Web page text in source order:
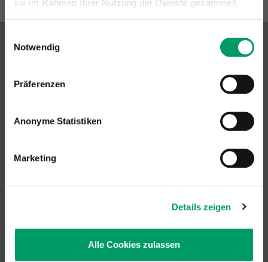
sie im Rahmen Ihrer Nutzung der Dienste gesammelt
Impressum
Notwendig
Präferenzen
Anonyme Statistiken
Marketing
Details zeigen
Alle Cookies zulassen
Contact & Shipping Address
Generatio GmbH
Phone: +49(0)6221-389 353 0
email: generatio Heidelberg »
Contact Horse Samples